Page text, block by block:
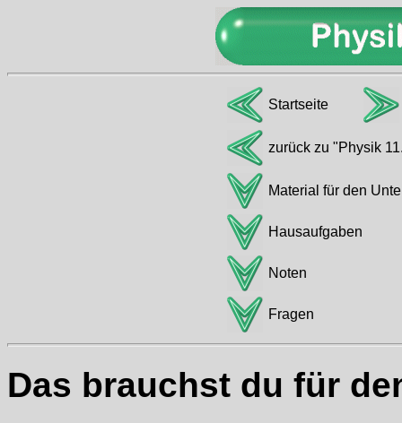
Startseite
zurück zu "Physik
Material für den
Hausaufgaben
Noten
Fragen
Das brauchst du für